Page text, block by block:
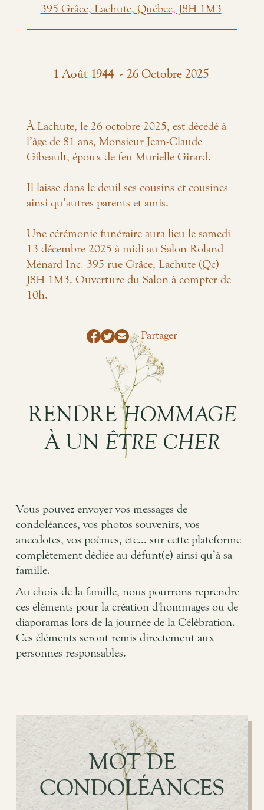
395 Grâce, Lachute, Québec, J8H 1M3
1 Août 1944 - 26 Octobre 2025
À Lachute, le 26 octobre 2025, est décédé à
l’âge de 81 ans, Monsieur Jean-Claude
Gibeault, époux de feu Murielle Girard.
Il laisse dans le deuil ses cousins et cousines
ainsi qu’autres parents et amis.
Une cérémonie funéraire aura lieu le samedi
13 décembre 2025 à midi au Salon Roland
Ménard Inc. 395 rue Grâce, Lachute (Qc)
J8H 1M3. Ouverture du Salon à compter de
10h.
Partager
RENDREHOMMAGE
À UN ÊTRE CHER
Vous pouvez envoyer vos messages de
condoléances, vos photos souvenirs, vos
anecdotes, vos poèmes, etc... sur cette plateforme
complètement dédiée au défunt(e) ainsi qu’à sa
famille.
Au choix de la famille, nous pourrons reprendre
ces éléments pour la création d'hommages ou de
diaporamas lors de la journée de la Célébration.
Ces éléments seront remis directement aux
personnes responsables.
MOT DE
CONDOLÉANCES